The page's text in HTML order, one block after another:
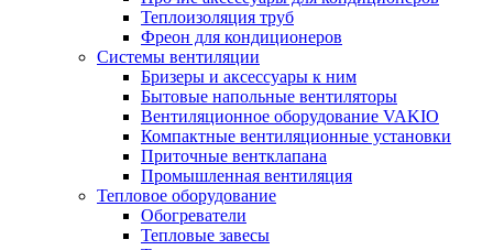
Теплоизоляция труб
Фреон для кондиционеров
Системы вентиляции
Бризеры и аксессуары к ним
Бытовые напольные вентиляторы
Вентиляционное оборудование VAKIO
Компактные вентиляционные установки
Приточные вентклапана
Промышленная вентиляция
Тепловое оборудование
Обогреватели
Тепловые завесы